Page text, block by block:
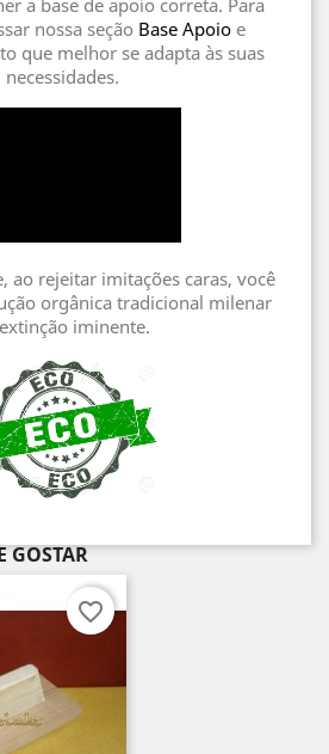
a base de apoio correta. Para
nossa seção Base Apoio e
que melhor se adapta às suas
necessidades.
ao rejeitar imitações caras, você
orgânica tradicional milenar
iminente.
GOSTAR
favorite_border